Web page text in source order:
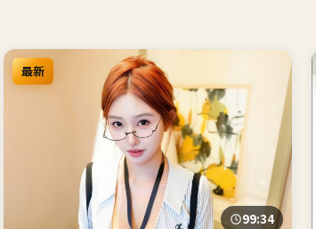
最新
99:34